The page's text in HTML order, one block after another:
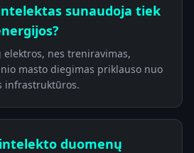
sunaudoja tiek
nes treniravimas,
masto diegimas priklauso nuo
infrastruktūros.
duomenų